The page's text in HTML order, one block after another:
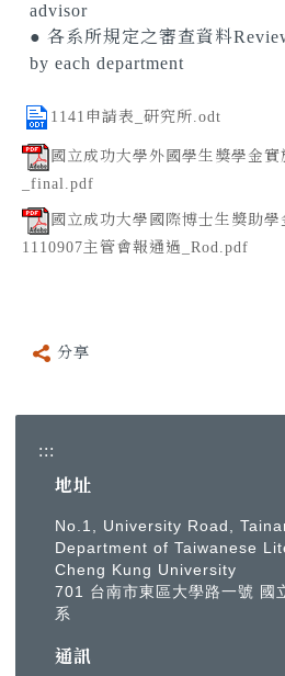
advisor
● 各系所規定之審查資料
by each department
1141申請表_研究所.odt
國立成功大學外國學生獎學金
_final.pdf
國立成功大學國際博士生獎助
1110907主管會報通過_Rod.pdf
分享
:::
地址
No.1, University Road,
Department of Taiwanese
Cheng Kung University
701 台南市東區大學路一號 國
系
通訊